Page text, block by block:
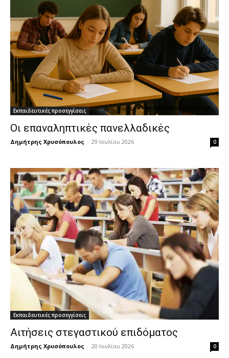
Εκπαιδευτικές προσεγγίσεις
Οι επαναληπτικές πανελλαδικές
Δημήτρης Χρυσόπουλος - 29 Ιουλίου 2026 0
Εκπαιδευτικές προσεγγίσεις
Αιτήσεις στεγαστικού επιδόματος
Δημήτρης Χρυσόπουλος - 20 Ιουλίου 2026 0